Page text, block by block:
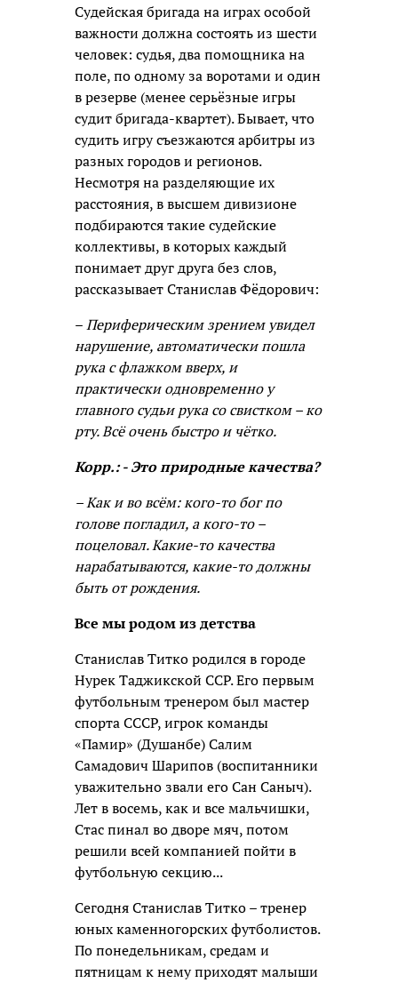
Судейская бригада на играх особой
важности должна состоять из шести
человек: судья, два помощника на
поле, по одному за воротами и один
в резерве (менее серьёзные игры
судит бригада-квартет). Бывает, что
судить игру съезжаются арбитры из
разных городов и регионов.
Несмотря на разделяющие их
расстояния, в высшем дивизионе
подбираются такие судейские
коллективы, в которых каждый
понимает друг друга без слов,
рассказывает Станислав Фёдорович:
–Периферическим зрением увидел
нарушение, автоматически пошла
рука с флажком вверх, и
практически одновременно у
главного судьи рука со свистком – ко
рту. Всё очень быстро и чётко.
Корр.: - Это природные качества?
– Как и во всём: кого-то бог по
голове погладил, а кого-то –
поцеловал. Какие-то качества
нарабатываются, какие-то должны
быть от рождения.
Все мы родом из детства
Станислав Титко родился в городе
Нурек Таджикской ССР. Его первым
футбольным тренером был мастер
спорта СССР, игрок команды
«Памир» (Душанбе) Салим
Самадович Шарипов (воспитанники
уважительно звали его Сан Саныч).
Лет в восемь, как и все мальчишки,
Стас пинал во дворе мяч, потом
решили всей компанией пойти в
футбольную секцию...
Сегодня Станислав Титко – тренер
юных каменногорских футболистов.
По понедельникам, средам и
пятницам к нему приходят малыши